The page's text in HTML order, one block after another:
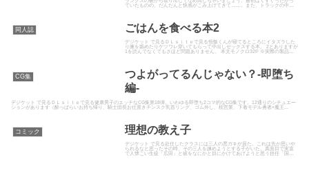
ていたものの、だんだんと快感がこみ上げてきて……。また、トラックの中で
同人誌 ごはんを食べる本2
デジケット で見るＤＬｓｉｔｅで見る悟飯くんが寝てるところにイタズラした
り腋を舐めたりケツワレ穿いてもらって中出しセックスする本。 2とありますが
1を読んでなくてもさほど問題ありません。 本文モノクロ32P ※実際の製品は
CG集
つよがってるんじゃない？-即堕ち
編-
デジケット で見るＤＬｓｉｔｅで見る健康男子のエッチなCG集第18弾。いわゆる即堕ち2コマ的なCG集です。12通りのシチュエー
ションがあります（酔っぱらいお持ち帰り、騎士団長お仕置きチンスク乳首リング、ゴム外し、枕営業、下着モデル勇者×魔王...
コミック 理想の教え子
デジケット で見る赴任したクラスには三人の悪ガキが居た。これは先が思いや
られるなと思ったその時、その三人を諫めようとする子がいた。真面目で実直
で人懐こい生徒「広田」と彼をなにかと目にかけてあげようと思う担任「国